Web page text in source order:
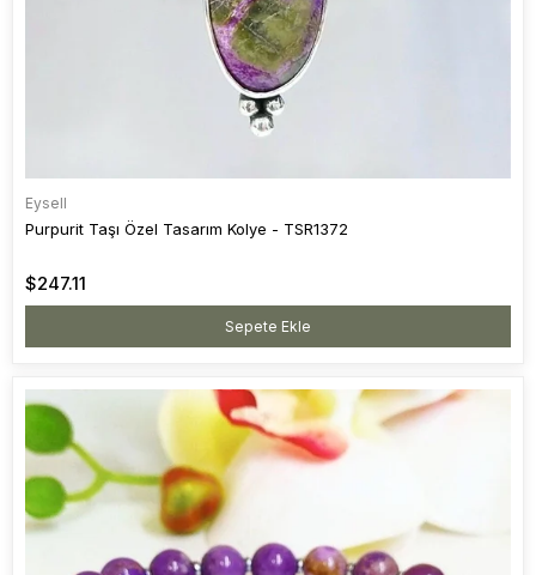
Eysell
Purpurit Taşı Özel Tasarım Kolye - TSR1372
$247.11
Sepete Ekle